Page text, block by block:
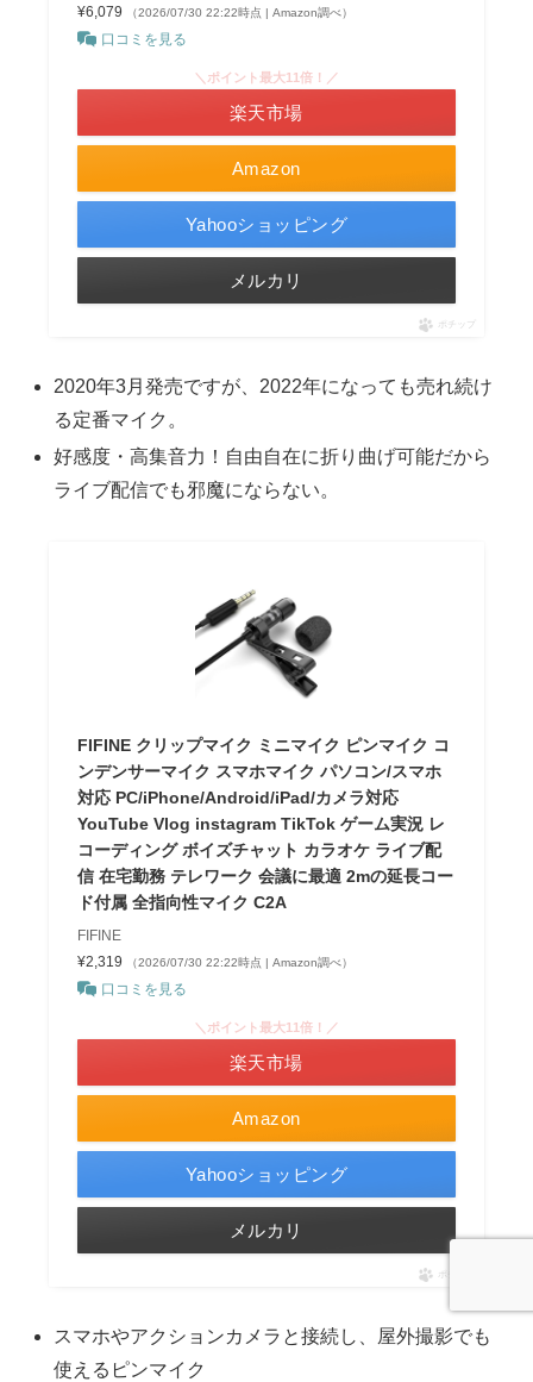
¥6,079
（2026/07/30 22:22時点 | Amazon調べ）
口コミを見る
Amazon
＼ポイント最大11倍！／
楽天市場
Yahooショッピング
メルカリ
ポチップ
2020年3月発売ですが、2022年になっても売れ続け
る定番マイク。
好感度・高集音力！自由自在に折り曲げ可能だから
ライブ配信でも邪魔にならない。
FIFINE クリップマイク ミニマイク ピンマイク コ
ンデンサーマイク スマホマイク パソコン/スマホ
対応 PC/iPhone/Android/iPad/カメラ対応
YouTube Vlog instagram TikTok ゲーム実況 レ
コーディング ボイズチャット カラオケ ライブ配
信 在宅勤務 テレワーク 会議に最適 2mの延長コー
ド付属 全指向性マイク C2A
FIFINE
¥2,319
（2026/07/30 22:22時点 | Amazon調べ）
口コミを見る
Amazon
＼ポイント最大11倍！／
楽天市場
Yahooショッピング
メルカリ
ポチップ
スマホやアクションカメラと接続し、屋外撮影でも
使えるピンマイク